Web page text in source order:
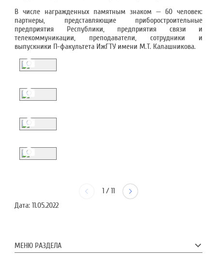
В числе награжденных памятным знаком — 60 человек:
партнеры, представляющие приборостроительные
предприятия Республики, предприятия связи и
телекоммуникации, преподаватели, сотрудники и
выпускники П-факультета ИжГТУ имени М.Т. Калашникова.
1 / 11
Дата: 11.05.2022
МЕНЮ РАЗДЕЛА